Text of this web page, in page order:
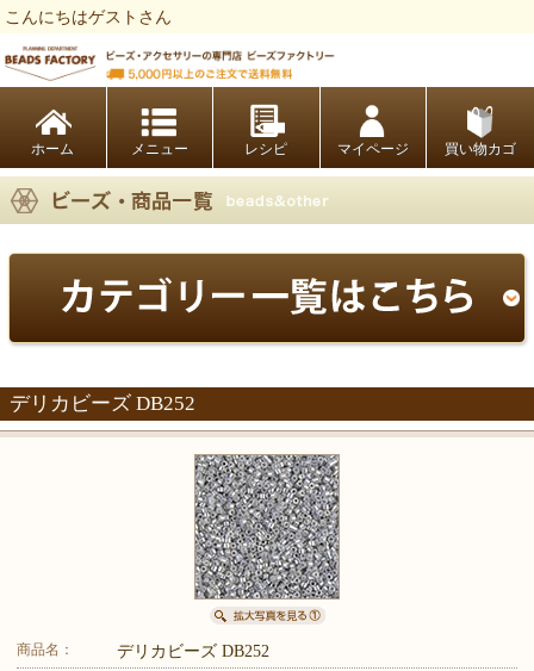
こんにちはゲストさん
ホーム レシピ マイページ 買い物カゴ
デリカビーズ DB252
商品名： デリカビーズ DB252